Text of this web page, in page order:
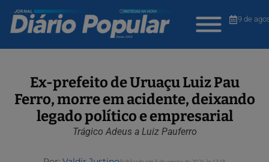
9 de
Ex-prefeito de Uruaçu Luiz Pau
Ferro, morre em acidente, deixando
legado político e empresarial
Trágico Adeus a Luiz Pauferro